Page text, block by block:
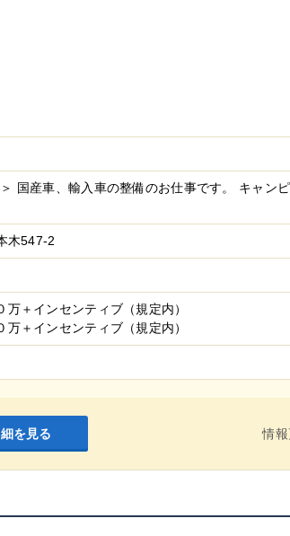
国産車、輸入車の整備のお仕事です。 キャン
木547-2
＋インセンティブ（規定内）
＋インセンティブ（規定内）
情
を見る